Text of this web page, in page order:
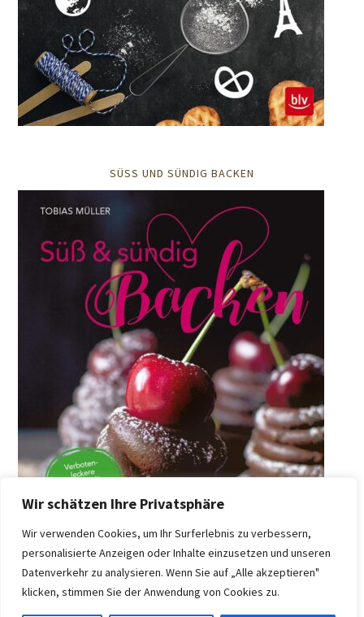
Wir schätzen Ihre Privatsphäre
Wir verwenden Cookies, um Ihr Surferlebnis zu verbessern,
personalisierte Anzeigen oder Inhalte einzusetzen und unseren
Datenverkehr zu analysieren. Wenn Sie auf „Alle akzeptieren"
klicken, stimmen Sie der Anwendung von Cookies zu.
SÜSS UND SÜNDIG BACKEN